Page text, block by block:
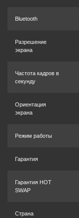
Bluetooth
Разрешение
экрана
Частота кадров в
секунду
Ориентация
экрана
Режим работы
Гарантия
Гарантия HOT
SWAP
Страна